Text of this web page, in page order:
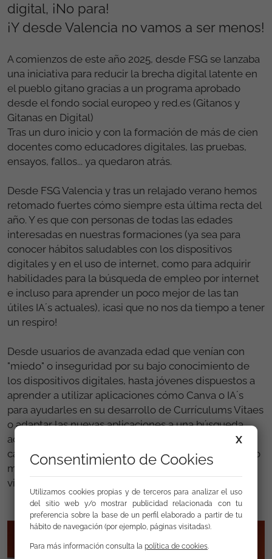
digital, ¡No para!
¡Y desde Valencia no vamos a ser menos!
A comienzos de este año 2025, desde FSG se lanzaba
una iniciativa para reducir la brecha digital latente en
el pueblo gitano gracias a un programa aprobado
desde el fondo social europeo y red.es (Gitanos y
Gitanas en Digital)
Tras un duro inicio y con la formación de más de cien
docentes como educadores digitales, las pruebas,
ensayos, fallos... ya quedaron atrás.
Desde FSG Valencia y tras un relajado verano hemos
retomado fuertes cómo siempre esta última recta del
año. Y es que con personas de todas las edades
interesadas en nuestras formaciones (ya sea para
conocer hábitos saludables con los dispositivos
digitales y en el uso de internet, como para adquirir
habilidades para la búsqueda de empleo por internet
e incluso para aprender un poco mejor de las tan
útiles IA´s actuales), ¡casi que no nos da tiempo a tener
un respiro!
Desde usuarios de avanzada edad que venían con
"miedo" o inseguridad por su bajo conocimiento de
los dispositivos digitales, hasta jóvenes dispuestos a
aprender a utilizar aplicaciones cómo Canva o IA´s
para ayudarles en su desarrollo de Currículums Vitaes
o adaptar las nuevas aplicaciones a una búsqueda
activa de empleo mucho más fácil, la verdad es que
casi todos acaban volviendo para seguir aprendiendo
más y más de esta nueva era digital en la que
vivimos...
X
Consentimiento de Cookies
Utilizamos cookies propias y de terceros para analizar el uso
del sitio web y/o mostrar publicidad relacionada con tu
preferencia sobre la base de un perfil elaborado a partir de tu
hábito de navegación (por ejemplo, páginas visitadas).
Para más información consulta la política de cookies